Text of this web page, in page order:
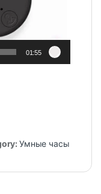
01:55
Умные часы